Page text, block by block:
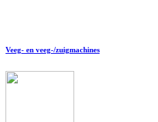
Veeg- en veeg-/zuigmachines